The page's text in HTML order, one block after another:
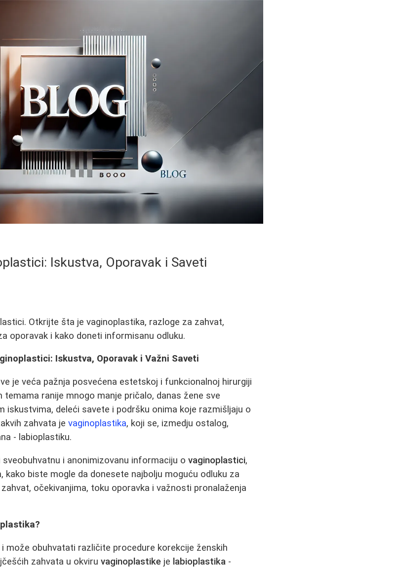
Iskustva, Oporavak i Saveti
Otkrijte šta je vaginoplastika, razloge za zahvat,
oporavak i kako doneti informisanu odluku.
Iskustva, Oporavak i Važni Saveti
je veća pažnja posvećena estetskoj i funkcionalnoj hirurgiji
ranije mnogo manje pričalo, danas žene sve
iskustvima, deleći savete i podršku onima koje razmišljaju o
zahvata jevaginoplastika, koji se, izmedju ostalog,
- labioplastiku.
sveobuhvatnu i anonimizovanu informaciju ovaginoplastici,
kako biste mogle da donesete najbolju moguću odluku za
očekivanjima, toku oporavka i važnosti pronalaženja
može obuhvatati različite procedure korekcije ženskih
zahvata u okviruvaginoplastike je labioplastika -